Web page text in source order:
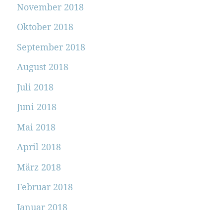
November 2018
Oktober 2018
September 2018
August 2018
Juli 2018
Juni 2018
Mai 2018
April 2018
März 2018
Februar 2018
Januar 2018